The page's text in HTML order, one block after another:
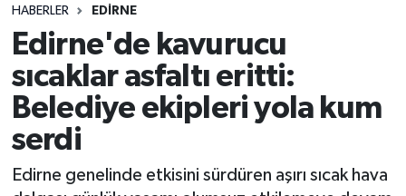
HABERLER EDIRNE
Edirne'de kavurucu
sıcaklar asfaltı eritti:
Belediye ekipleri yola kum
serdi
Edirne genelinde etkisini sürdüren aşırı sıcak hava
Rize Jandarma Komutanlığı
Bilim Teknoloji
Bölge
Advertising news
Süper Lig Puan Durumu ve Fikstür
Tüm Manşetler
Son Dakika Haberleri
Haber Arşivi